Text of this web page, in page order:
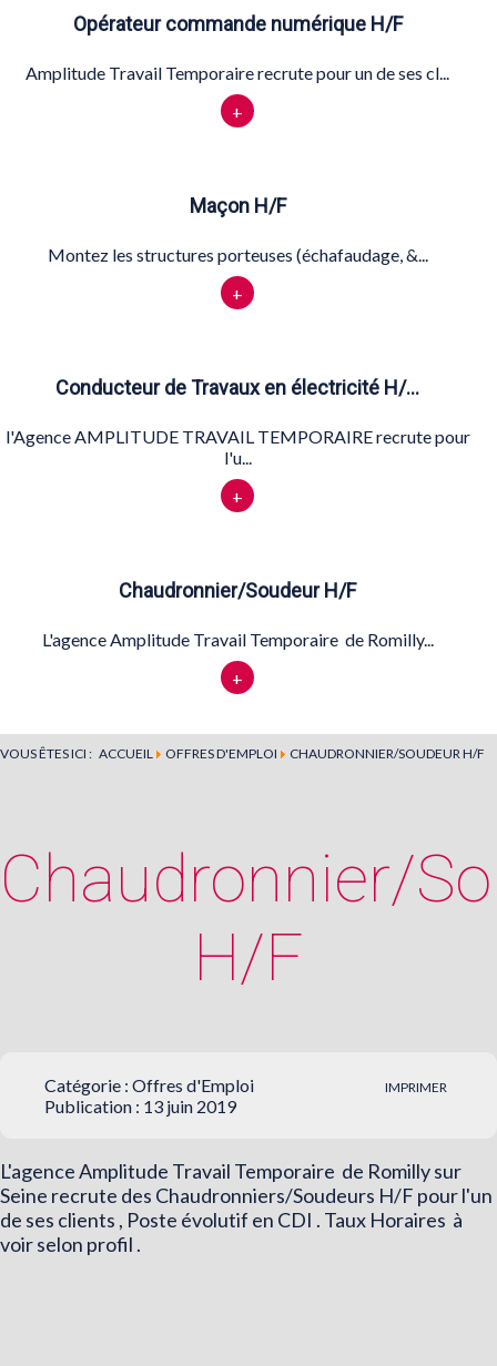
Opérateur commande numérique H/F
Amplitude Travail Temporaire recrute pour un de ses cl...
+
Maçon H/F
Montez les structures porteuses (échafaudage, &...
+
Conducteur de Travaux en électricité H/…
l'Agence AMPLITUDE TRAVAIL TEMPORAIRE recrute pour
l'u...
+
Chaudronnier/Soudeur H/F
L'agence Amplitude Travail Temporaire de Romilly...
+
VOUS ÊTES ICI : ACCUEIL OFFRES D'EMPLOI CHAUDRONNIER/SOUDEUR H/F
Chaudronnier/
H/F
IMPRIMER
Catégorie : Offres d'Emploi
Publication : 13 juin 2019
L'agence Amplitude Travail Temporaire de Romilly sur
Seine recrute des Chaudronniers/Soudeurs H/F pour l'un
de ses clients , Poste évolutif en CDI . Taux Horaires à
voir selon profil .